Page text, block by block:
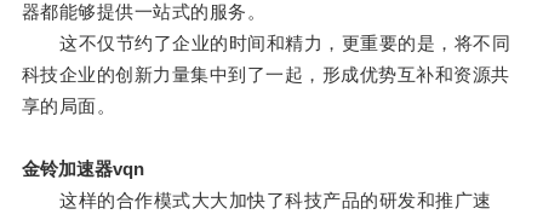
器都能够提供一站式的服务。
这不仅节约了企业的时间和精力，更重要的是，将不同
科技企业的创新力量集中到了一起，形成优势互补和资源共
享的局面。
金铃加速器vqn
这样的合作模式大大加快了科技产品的研发和推广速